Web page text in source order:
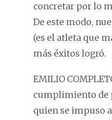
concretar por lo
De este modo,
(es el atleta que
más éxitos logró.
EMILIO
cumplimiento de
quien se impuso